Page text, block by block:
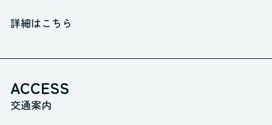
ACCESS
交通案内
詳細はこちら